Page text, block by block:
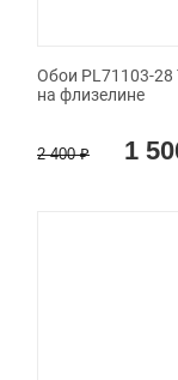
Обои PL71103-28
на флизелине
2 400 ₽ 1